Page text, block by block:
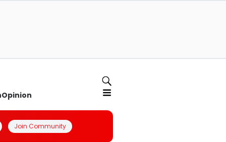
Opinion
Join Community